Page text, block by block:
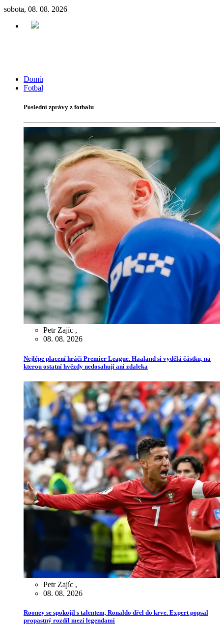
sobota, 08. 08. 2026
Domů
Fotbal
Poslední zprávy z fotbalu
Petr Zajíc ,
08. 08. 2026
Nejlépe placení hráči Premier League. Haaland si vydělá částku, na
kterou ostatní hvězdy nedosahují ani zdaleka
Petr Zajíc ,
08. 08. 2026
Rooney se spokojil s talentem, Ronaldo dřel do krve. Expert popsal
propastný rozdíl mezi legendami